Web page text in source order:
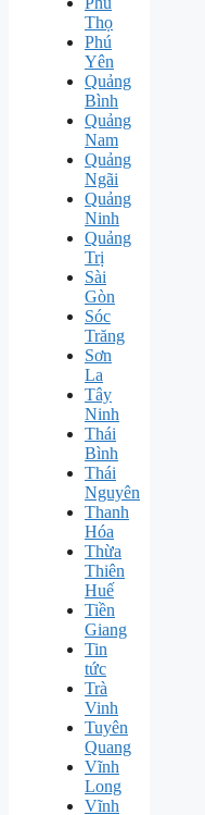
Thọ
Phú
Yên
Quảng
Bình
Quảng
Nam
Quảng
Ngãi
Quảng
Ninh
Quảng
Trị
Sài
Gòn
Sóc
Trăng
Sơn
La
Tây
Ninh
Thái
Bình
Thái
Nguyên
Thanh
Hóa
Thừa
Thiên
Huế
Tiền
Giang
Tin
tức
Trà
Vinh
Tuyên
Quang
Vĩnh
Long
Vĩnh